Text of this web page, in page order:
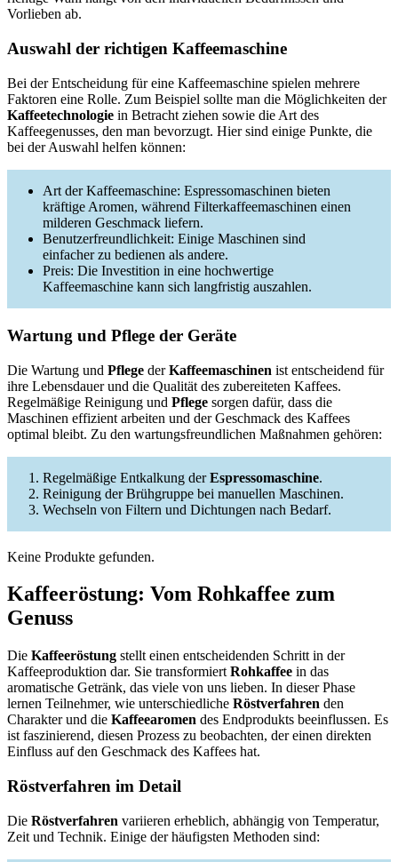
Vorlieben ab.
Auswahl der richtigen Kaffeemaschine
Bei der Entscheidung für eine Kaffeemaschine spielen mehrere
Faktoren eine Rolle. Zum Beispiel sollte man die Möglichkeiten der
Kaffeetechnologie in Betracht ziehen sowie die Art des
Kaffeegenusses, den man bevorzugt. Hier sind einige Punkte, die
bei der Auswahl helfen können:
Art der Kaffeemaschine: Espressomaschinen bieten
kräftige Aromen, während Filterkaffeemaschinen einen
milderen Geschmack liefern.
Benutzerfreundlichkeit: Einige Maschinen sind
einfacher zu bedienen als andere.
Preis: Die Investition in eine hochwertige
Kaffeemaschine kann sich langfristig auszahlen.
Wartung und Pflege der Geräte
Die Wartung und Pflege derKaffeemaschinen ist entscheidend für
ihre Lebensdauer und die Qualität des zubereiteten Kaffees.
Regelmäßige Reinigung und Pflege sorgen dafür, dass die
Maschinen effizient arbeiten und der Geschmack des Kaffees
optimal bleibt. Zu den wartungsfreundlichen Maßnahmen gehören:
Regelmäßige Entkalkung derEspressomaschine.
Reinigung der Brühgruppe bei manuellen Maschinen.
Wechseln von Filtern und Dichtungen nach Bedarf.
Keine Produkte gefunden.
Kaffeeröstung: Vom Rohkaffee zum
Genuss
Die Kaffeeröstung stellt einen entscheidenden Schritt in der
Kaffeeproduktion dar. Sie transformiert Rohkaffee in das
aromatische Getränk, das viele von uns lieben. In dieser Phase
lernen Teilnehmer, wie unterschiedliche Röstverfahren den
Charakter und die Kaffeearomen des Endprodukts beeinflussen. Es
ist faszinierend, diesen Prozess zu beobachten, der einen direkten
Einfluss auf den Geschmack des Kaffees hat.
Röstverfahren im Detail
Die Röstverfahren variieren erheblich, abhängig von Temperatur,
Zeit und Technik. Einige der häufigsten Methoden sind: